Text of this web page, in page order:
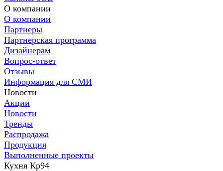
О компании
О компании
Партнеры
Партнерская программа
Дизайнерам
Вопрос-ответ
Отзывы
Информация для СМИ
Новости
Акции
Новости
Тренды
Распродажа
Продукция
Выполненные проекты
Кухня Кр94